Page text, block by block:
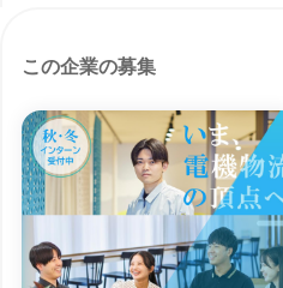
この企業の募集